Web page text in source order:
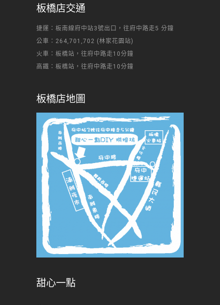
板橋店交通
捷運：板南線府中站3號出口，往府中路走5 分鐘
公車：264,701,702 (林家花園站)
火車：板橋站，往府中路走10分鐘
高鐵：板橋站，往府中路走10分鐘
板橋店地圖
甜心一點